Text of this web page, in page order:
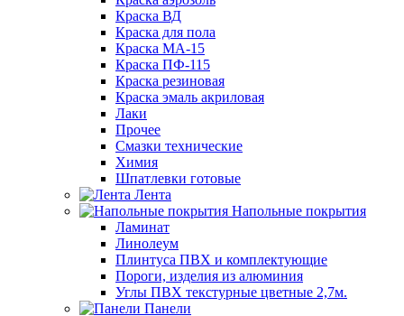
Краска ВД
Краска для пола
Краска МА-15
Краска ПФ-115
Краска резиновая
Краска эмаль акриловая
Лаки
Прочее
Смазки технические
Химия
Шпатлевки готовые
Лента
Напольные покрытия
Ламинат
Линолеум
Плинтуса ПВХ и комплектующие
Пороги, изделия из алюминия
Углы ПВХ текстурные цветные 2,7м.
Панели